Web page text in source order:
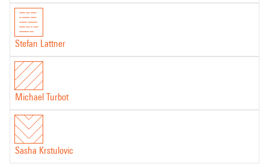
Stefan Lattner
Michael Turbot
Sasha Krstulovic